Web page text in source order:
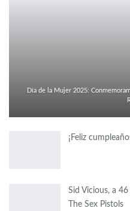
Día de la Mujer 2025:
¡Feliz
Sid Vicious, a
The Sex Pistols